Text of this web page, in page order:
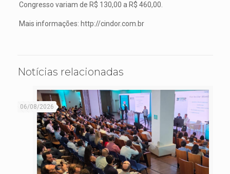
Congresso variam de R$ 130,00 a R$ 460,00.
Mais informações: http://cindor.com.br
Notícias relacionadas
06/08/2026